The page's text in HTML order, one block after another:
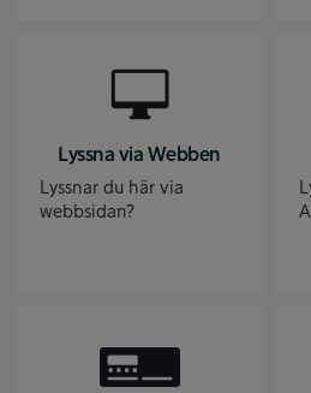
Lyssna via Webben
Lyssnar du här via
webbsidan?